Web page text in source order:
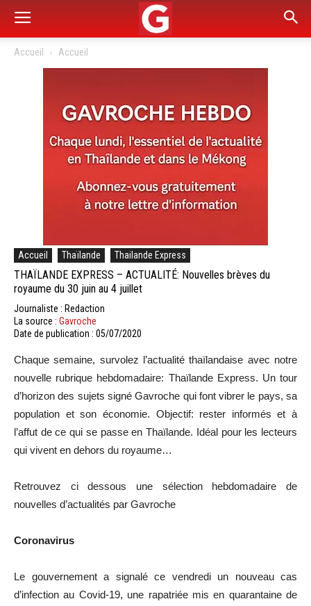
Accueil Accueil
Accueil Thaïlande Thailande Express
THAÏLANDE EXPRESS – ACTUALITÉ: Nouvelles brèves du
royaume du 30 juin au 4 juillet
Journaliste : Redaction
La source : Gavroche
Date de publication : 05/07/2020
Chaque semaine, survolez l’actualité thaïlandaise avec notre
nouvelle rubrique hebdomadaire: Thaïlande Express. Un tour
d’horizon des sujets signé Gavroche qui font vibrer le pays, sa
population et son économie. Objectif: rester informés et à
l’affut de ce qui se passe en Thaïlande. Idéal pour les lecteurs
qui vivent en dehors du royaume…
Retrouvez ci dessous une sélection hebdomadaire de
nouvelles d’actualités par Gavroche
Coronavirus
Le gouvernement a signalé ce vendredi un nouveau cas
d’infection au Covid-19, une rapatriée mis en quarantaine de